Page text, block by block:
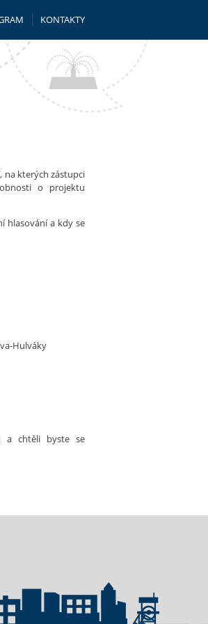
KONTAKTY
na kterých zástupci
o projektu
hlasování a kdy se
Hulváky
a chtěli byste se